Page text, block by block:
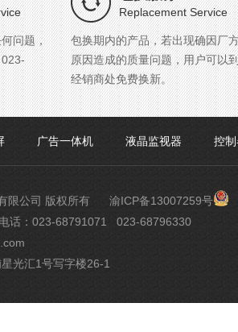
问题，
Replacement Service
包换期内的产品，若出现确因厂
原因造成的质量问题，用户可以
经销商处免费换新。
广告一体机 液晶监视器 控
限公司 版权所有 渝ICP备13007259号 渝
电话：023-68791071 023-68796330
光汇1号写字楼26-1